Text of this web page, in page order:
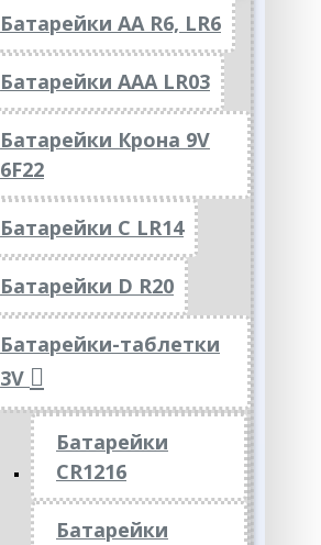
Батарейки АА R6, LR6
Батарейки АAА LR03
Батарейки Крона 9V
6F22
Батарейки C LR14
Батарейки D R20
Батарейки-таблетки
3V
Батарейки
CR1216
Батарейки